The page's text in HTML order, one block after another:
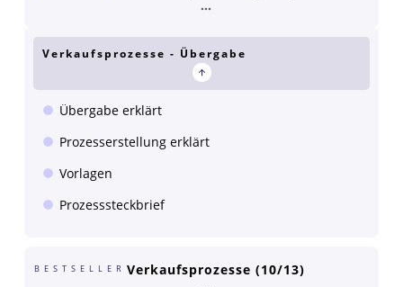
Verkaufsprozesse - Übergabe
Übergabe erklärt
Prozesserstellung erklärt
Vorlagen
Prozesssteckbrief
BESTSELLER Verkaufsprozesse (10/13)